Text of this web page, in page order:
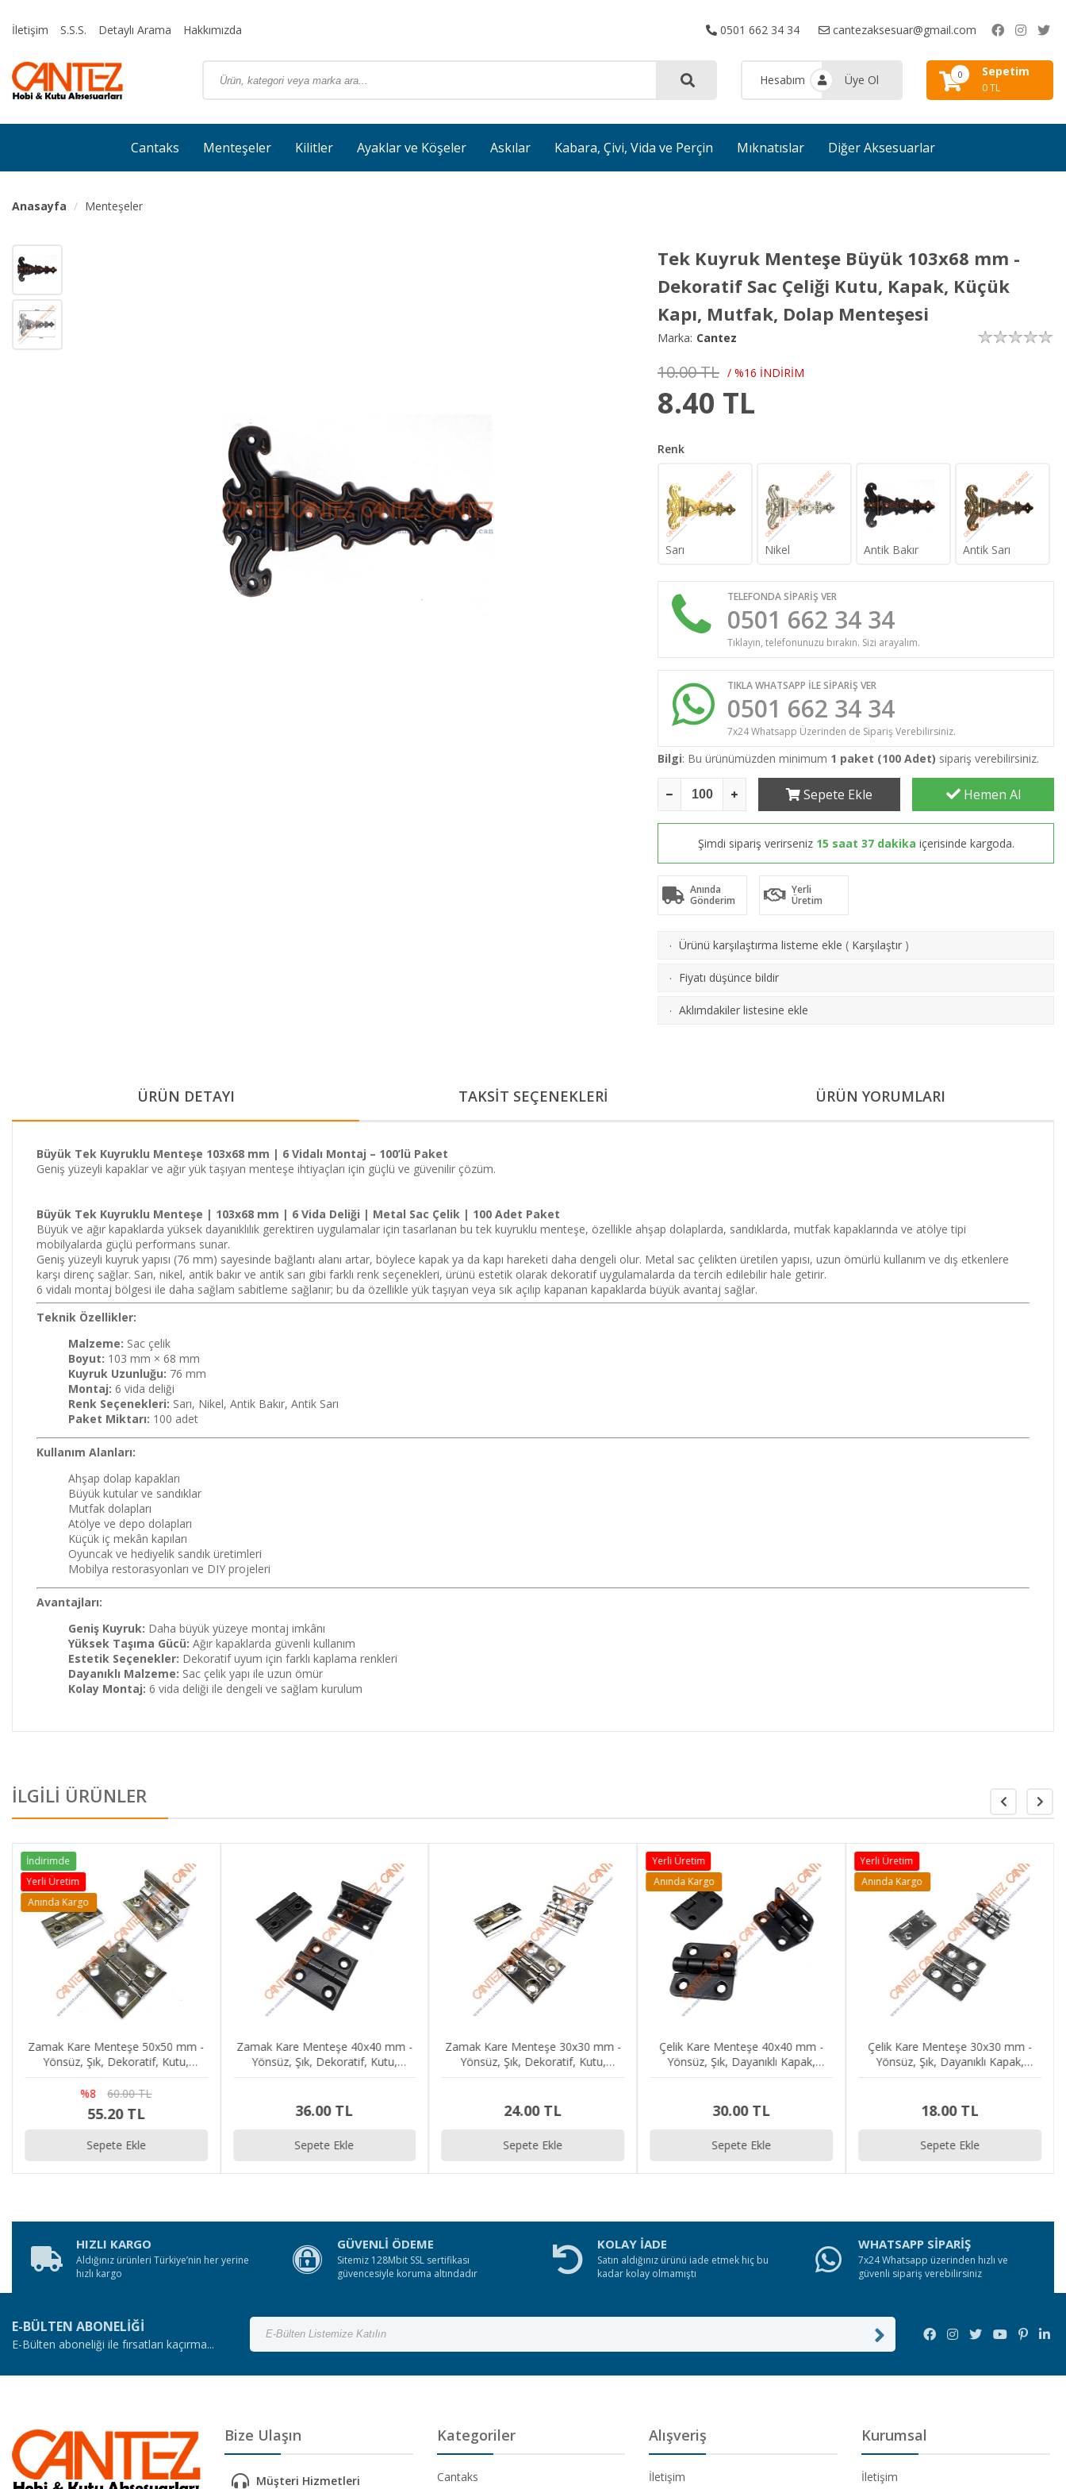
İletişim S.S.S. Detaylı Arama Hakkımızda 0501 662 34 34 cantezaksesuar@gmail.com
Hesabım Üye Ol 0 Sepetim
0 TL
Cantaks Menteşeler Kilitler Ayaklar ve Köşeler Askılar Kabara, Çivi, Vida ve Perçin Mıknatıslar Diğer Aksesuarlar
Anasayfa Menteşeler
Tek Kuyruk Menteşe Büyük 103x68 mm -
Dekoratif Sac Çeliği Kutu, Kapak, Küçük
Kapı, Mutfak, Dolap Menteşesi
Marka: Cantez
10.00 TL / %16 İNDİRİM
8.40 TL
Renk
Sarı Nikel Antik Bakır Antik Sarı
TELEFONDA SİPARİŞ VER
0501 662 34 34
Tıklayın, telefonunuzu bırakın. Sizi arayalım.
TIKLA WHATSAPP İLE SİPARİŞ VER
0501 662 34 34
7x24 Whatsapp Üzerinden de Sipariş Verebilirsiniz.
Bilgi: Bu ürünümüzden minimum 1 paket (100 Adet) sipariş verebilirsiniz.
Sepete Ekle Hemen Al
Şimdi sipariş verirseniz 15 saat 37 dakika içerisinde kargoda.
Anında
Gönderim
Yerli
Üretim
· Ürünü karşılaştırma listeme ekle ( Karşılaştır )
· Fiyatı düşünce bildir
· Aklımdakiler listesine ekle
ÜRÜN DETAYI TAKSİT SEÇENEKLERİ ÜRÜN YORUMLARI
Büyük Tek Kuyruklu Menteşe 103x68 mm | 6 Vidalı Montaj – 100’lü Paket
Geniş yüzeyli kapaklar ve ağır yük taşıyan menteşe ihtiyaçları için güçlü ve güvenilir çözüm.
Büyük Tek Kuyruklu Menteşe | 103x68 mm | 6 Vida Deliği | Metal Sac Çelik | 100 Adet Paket
Büyük ve ağır kapaklarda yüksek dayanıklılık gerektiren uygulamalar için tasarlanan bu tek kuyruklu menteşe, özellikle ahşap dolaplarda, sandıklarda, mutfak kapaklarında ve atölye tipi
mobilyalarda güçlü performans sunar.
Geniş yüzeyli kuyruk yapısı (76 mm) sayesinde bağlantı alanı artar, böylece kapak ya da kapı hareketi daha dengeli olur. Metal sac çelikten üretilen yapısı, uzun ömürlü kullanım ve dış etkenlere
karşı direnç sağlar. Sarı, nikel, antik bakır ve antik sarı gibi farklı renk seçenekleri, ürünü estetik olarak dekoratif uygulamalarda da tercih edilebilir hale getirir.
6 vidalı montaj bölgesi ile daha sağlam sabitleme sağlanır; bu da özellikle yük taşıyan veya sık açılıp kapanan kapaklarda büyük avantaj sağlar.
Teknik Özellikler:
Malzeme: Sac çelik
Boyut: 103 mm × 68 mm
Kuyruk Uzunluğu: 76 mm
Montaj: 6 vida deliği
Renk Seçenekleri: Sarı, Nikel, Antik Bakır, Antik Sarı
Paket Miktarı: 100 adet
Kullanım Alanları:
Ahşap dolap kapakları
Büyük kutular ve sandıklar
Mutfak dolapları
Atölye ve depo dolapları
Küçük iç mekân kapıları
Oyuncak ve hediyelik sandık üretimleri
Mobilya restorasyonları ve DIY projeleri
Avantajları:
Geniş Kuyruk: Daha büyük yüzeye montaj imkânı
Yüksek Taşıma Gücü: Ağır kapaklarda güvenli kullanım
Estetik Seçenekler: Dekoratif uyum için farklı kaplama renkleri
Dayanıklı Malzeme: Sac çelik yapı ile uzun ömür
Kolay Montaj: 6 vida deliği ile dengeli ve sağlam kurulum
İLGİLİ ÜRÜNLER
Zamak Kare Menteşe 50x50 mm -
Yönsüz, Şık, Dekoratif, Kutu,
%8
60.00 TL
55.20 TL
İndirimde
Yerli Üretim
Anında Kargo
Sepete Ekle
Zamak Kare Menteşe 40x40 mm -
Yönsüz, Şık, Dekoratif, Kutu,
36.00 TL
Sepete Ekle
Zamak Kare Menteşe 30x30 mm -
Yönsüz, Şık, Dekoratif, Kutu,
24.00 TL
Sepete Ekle
Çelik Kare Menteşe 40x40 mm -
Yönsüz, Şık, Dayanıklı Kapak,
30.00 TL
Yerli Üretim
Anında Kargo
Sepete Ekle
Çelik Kare Menteşe 30x30 mm -
Yönsüz, Şık, Dayanıklı Kapak,
18.00 TL
Yerli Üretim
Anında Kargo
Sepete Ekle
HIZLI KARGO
Aldığınız ürünleri Türkiye’nin her yerine
hızlı kargo
GÜVENLİ ÖDEME
Sitemiz 128Mbit SSL sertifikası
güvencesiyle koruma altındadır
KOLAY İADE
Satın aldığınız ürünü iade etmek hiç bu
kadar kolay olmamıştı
WHATSAPP SİPARİŞ
7x24 Whatsapp üzerinden hızlı ve
güvenli sipariş verebilirsiniz
E-BÜLTEN ABONELİĞİ
E-Bülten aboneliği ile fırsatları kaçırma...
Bize Ulaşın
Müşteri Hizmetleri
Kategoriler
Cantaks
Alışveriş
İletişim
Kurumsal
İletişim